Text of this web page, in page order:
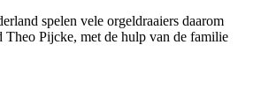
spelen vele orgeldraaiers daarom
Pijcke, met de hulp van de familie